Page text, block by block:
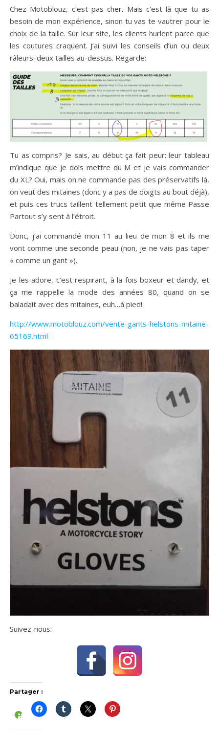
Chez Motoblouz, c’est pas cher. Mais c’est là que tu as
besoin de mon expérience, sinon tu vas te vautrer pour le
choix de la taille. Sur leur site, les clients hurlent parce que
les coutures craquent. J’ai suivi les conseils d’un ou deux
râleurs: deux tailles au-dessus. Regarde:
Tu as compris? Je sais, au début ça fait peur: leur tableau
m’indique que je dois mettre du M et je vais commander
du XL? Oui, mais on ne commande pas des préservatifs là,
on veut des mitaines (donc y a pas de doigts au bout déjà),
et puis ces trucs taillent tellement petit que même Passe
Partout s’y sent à l’étroit.
Donc, j’ai commandé mon 11 au lieu de mon 8 et ils me
vont comme une seconde peau (non, je ne vais pas taper
« comme un gant »).
Je les adore, c’est respirant, à la fois boxeur et dandy, et
ça me rappelle la mode des années 80, quand on se
baladait avec des mitaines, euh…à pied!
http://www.motoblouz.com/vente-gants-helstons-mitaine-
65169.html
Suivez-nous:
Partager :